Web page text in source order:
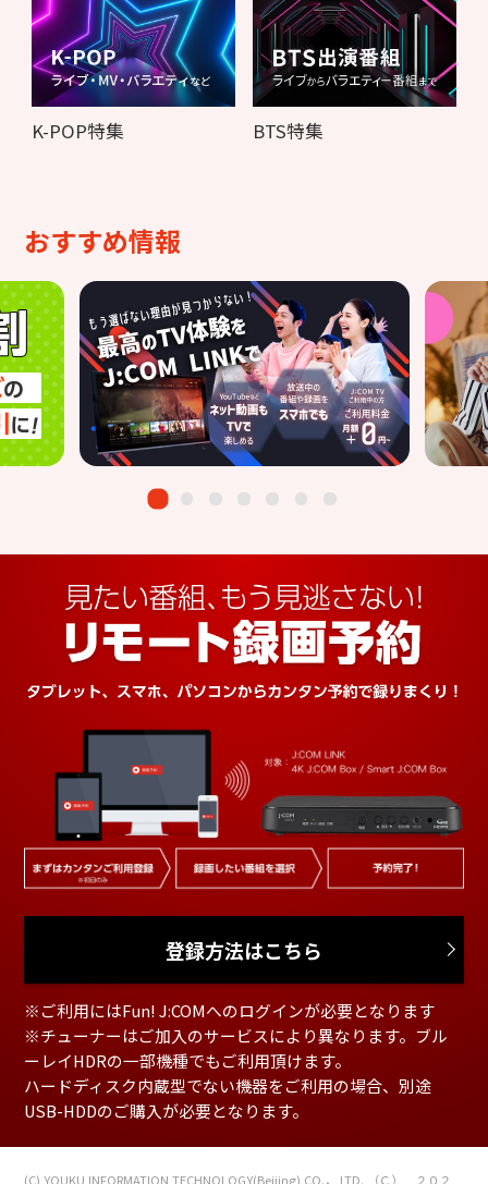
K-POP特集 BTS特集
おすすめ情報
登録方法はこちら
※ご利用にはFun! J:COMへのログインが必要となります
※チューナーはご加入のサービスにより異なります。ブル
ーレイHDRの一部機種でもご利用頂けます。
ハードディスク内蔵型でない機器をご利用の場合、別途
USB-HDDのご購入が必要となります。
(C) YOUKU INFORMATION TECHNOLOGY(Beijing) CO.， LTD. （Ｃ） ２０２